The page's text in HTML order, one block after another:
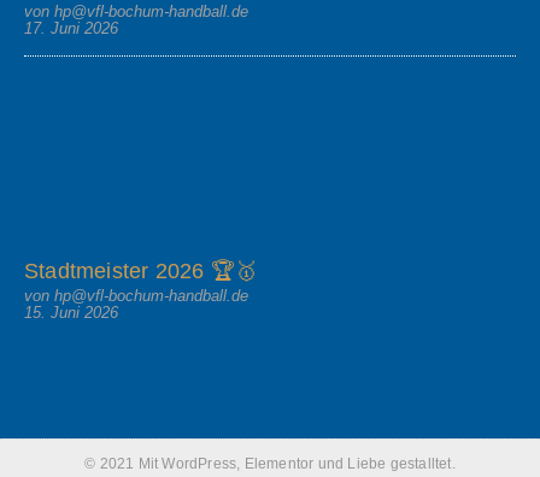
von hp@vfl-bochum-handball.de
17. Juni 2026
Stadtmeister 2026 🏆🥇
von hp@vfl-bochum-handball.de
15. Juni 2026
© 2021 Mit WordPress, Elementor und Liebe gestalltet.